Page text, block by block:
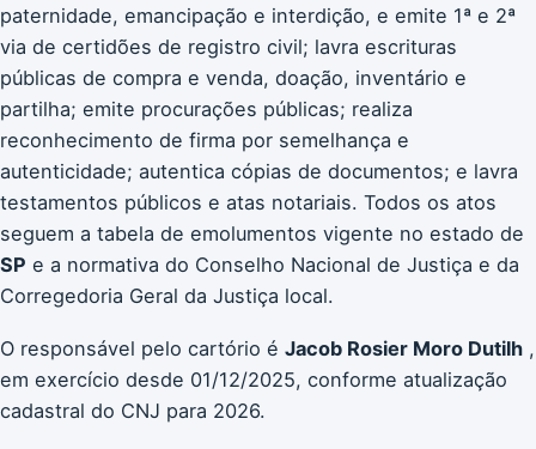
paternidade, emancipação e interdição, e emite 1ª e 2ª
via de certidões de registro civil; lavra escrituras
públicas de compra e venda, doação, inventário e
partilha; emite procurações públicas; realiza
reconhecimento de firma por semelhança e
autenticidade; autentica cópias de documentos; e lavra
testamentos públicos e atas notariais. Todos os atos
seguem a tabela de emolumentos vigente no estado de
SP e a normativa do Conselho Nacional de Justiça e da
Corregedoria Geral da Justiça local.
O responsável pelo cartório é Jacob Rosier Moro Dutilh ,
em exercício desde 01/12/2025, conforme atualização
cadastral do CNJ para 2026.